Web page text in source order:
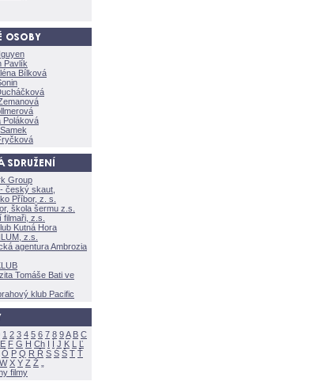
Pavlík
Bílkov
Polákov
Group
český skaut,
Příbor, z. s.
škola šermu z.s.
filmaři, z.s.
Kutná Hora
z.s.
agentura Ambrozia
Tomáše Bati ve
klub Pacific
1 2 3 4 5 6 7 8 9A B C
E F G H Ch I Í J K L
Ľ
Ó P Q R Ř S Ś T Ť
W X Y Z
filmy